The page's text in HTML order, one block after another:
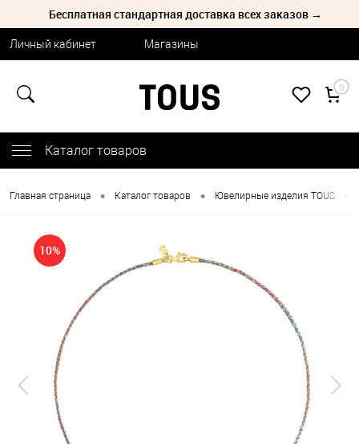
Бесплатная стандартная доставка всех заказов →
Личный кабинет Магазины
0
Каталог товаров
Главная страница • Каталог товаров • Ювелирные изделия TOUS
10%